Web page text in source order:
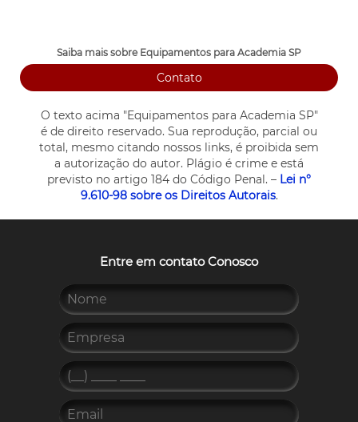
Saiba mais sobre Equipamentos para Academia SP
Contato
O texto acima "Equipamentos para Academia SP"
é de direito reservado. Sua reprodução, parcial ou
total, mesmo citando nossos links, é proibida sem
a autorização do autor. Plágio é crime e está
previsto no artigo 184 do Código Penal. – Lei n°
9.610-98 sobre os Direitos Autorais.
Entre em contato Conosco